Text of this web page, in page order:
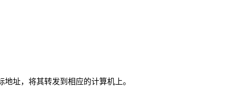
址，将其转发到相应的计算机上。